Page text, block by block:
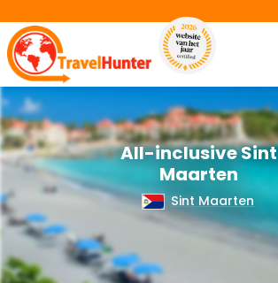
All-inclusive Sint
Maarten
Sint Maarten